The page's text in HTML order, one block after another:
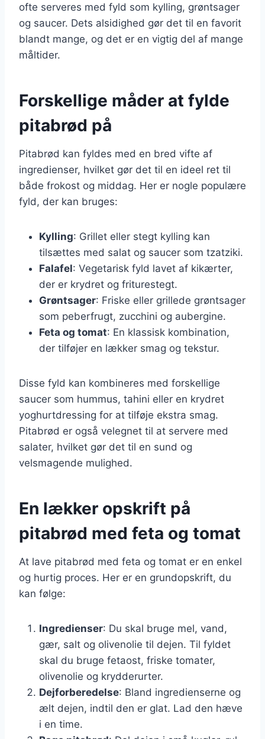
ofte serveres med fyld som kylling, grøntsager
og saucer. Dets alsidighed gør det til en favorit
blandt mange, og det er en vigtig del af mange
måltider.
Forskellige måder at fylde
pitabrød på
Pitabrød kan fyldes med en bred vifte af
ingredienser, hvilket gør det til en ideel ret til
både frokost og middag. Her er nogle populære
fyld, der kan bruges:
Kylling: Grillet eller stegt kylling kan
tilsættes med salat og saucer som tzatziki.
Falafel: Vegetarisk fyld lavet af kikærter,
der er krydret og friturestegt.
Grøntsager: Friske eller grillede grøntsager
som peberfrugt, zucchini og aubergine.
Feta og tomat: En klassisk kombination,
der tilføjer en lækker smag og tekstur.
Disse fyld kan kombineres med forskellige
saucer som hummus, tahini eller en krydret
yoghurtdressing for at tilføje ekstra smag.
Pitabrød er også velegnet til at servere med
salater, hvilket gør det til en sund og
velsmagende mulighed.
En lækker opskrift på
pitabrød med feta og tomat
At lave pitabrød med feta og tomat er en enkel
og hurtig proces. Her er en grundopskrift, du
kan følge:
Ingredienser: Du skal bruge mel, vand,
gær, salt og olivenolie til dejen. Til fyldet
skal du bruge fetaost, friske tomater,
olivenolie og krydderurter.
Dejforberedelse: Bland ingredienserne og
ælt dejen, indtil den er glat. Lad den hæve
i en time.